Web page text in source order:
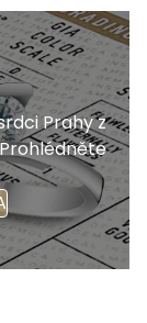
Prahy z